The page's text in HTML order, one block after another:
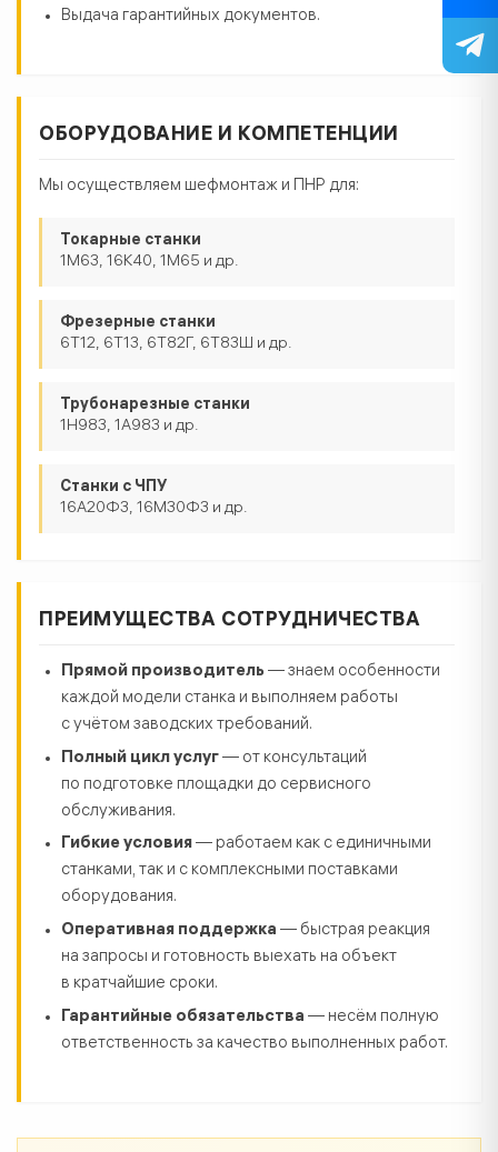
Выдача гарантийных документов.
ОБОРУДОВАНИЕ И КОМПЕТЕНЦИИ
Мы осуществляем шефмонтаж и ПНР для:
Токарные станки
1М63, 16К40, 1М65 и др.
Фрезерные станки
6Т12, 6Т13, 6Т82Г, 6Т83Ш и др.
Трубонарезные станки
1Н983, 1А983 и др.
Станки с ЧПУ
16А20Ф3, 16М30Ф3 и др.
ПРЕИМУЩЕСТВА СОТРУДНИЧЕСТВА
Прямой производитель — знаем особенности
каждой модели станка и выполняем работы
с учётом заводских требований.
Полный цикл услуг— от консультаций
по подготовке площадки до сервисного
обслуживания.
Гибкие условия— работаем как с единичными
станками, так и с комплексными поставками
оборудования.
Оперативная поддержка — быстрая реакция
на запросы и готовность выехать на объект
в кратчайшие сроки.
Гарантийные обязательства — несём полную
ответственность за качество выполненных работ.